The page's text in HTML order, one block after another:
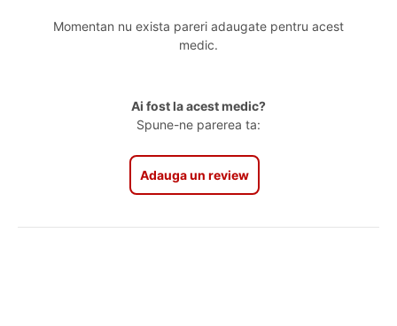
Momentan nu exista pareri adaugate pentru acest
medic.
Ai fost la acest medic?
Spune-ne parerea ta:
Adauga un review